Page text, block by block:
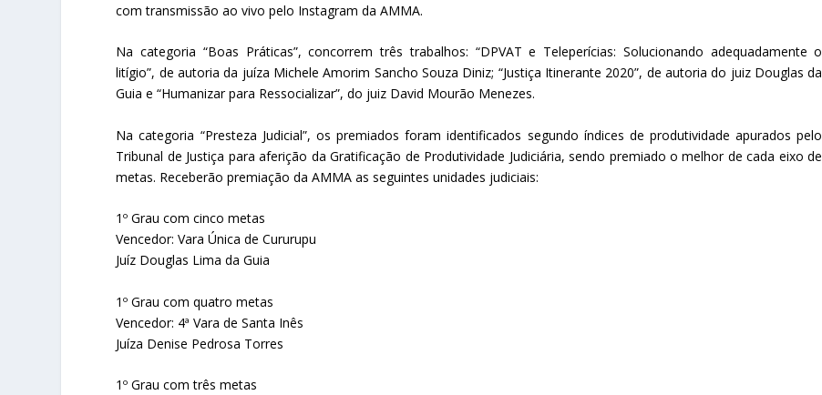
com transmissão ao vivo pelo Instagram da AMMA.
Na categoria “Boas Práticas”, concorrem três trabalhos: “DPVAT e Teleperícias: Solucionando adequadamente o
litígio”, de autoria da juíza Michele Amorim Sancho Souza Diniz; “Justiça Itinerante 2020”, de autoria do juiz Douglas da
Guia e “Humanizar para Ressocializar”, do juiz David Mourão Menezes.
Na categoria “Presteza Judicial”, os premiados foram identificados segundo índices de produtividade apurados pelo
Tribunal de Justiça para aferição da Gratificação de Produtividade Judiciária, sendo premiado o melhor de cada eixo de
metas. Receberão premiação da AMMA as seguintes unidades judiciais:
1º Grau com cinco metas
Vencedor: Vara Única de Cururupu
Juíz Douglas Lima da Guia
1º Grau com quatro metas
Vencedor: 4ª Vara de Santa Inês
Juíza Denise Pedrosa Torres
1º Grau com três metas